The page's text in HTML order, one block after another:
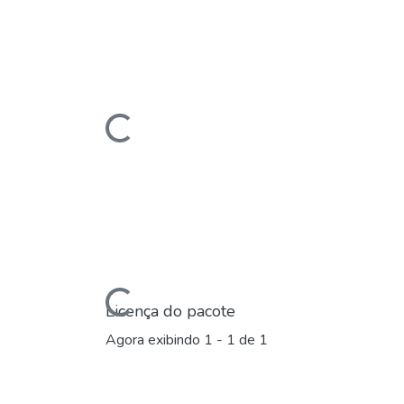
Carregando...
Carregando...
Licença do pacote
Agora exibindo 1 - 1 de 1